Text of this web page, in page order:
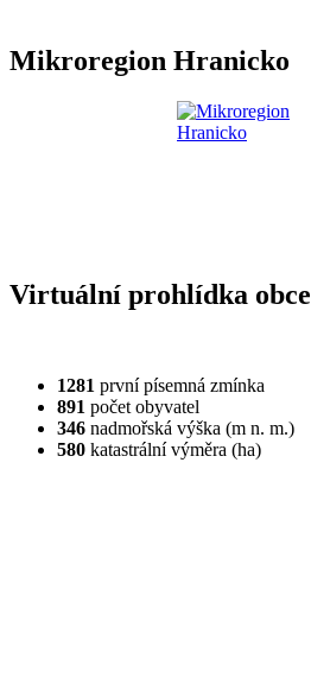
Mikroregion Hranicko
Virtuální prohlídka obce
1281 první písemná zmínka
891 počet obyvatel
346 nadmořská výška (m n. m.)
580 katastrální výměra (ha)